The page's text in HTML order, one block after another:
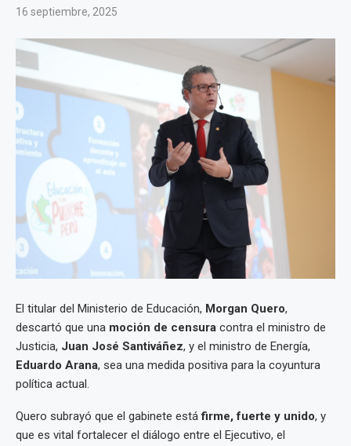
16 septiembre, 2025
El titular del Ministerio de Educación, Morgan Quero,
descartó que una moción de censura contra el ministro de
Justicia, Juan José Santiváñez, y el ministro de Energía,
Eduardo Arana, sea una medida positiva para la coyuntura
política actual.
Quero subrayó que el gabinete estáfirme, fuerte y unido, y
que es vital fortalecer el diálogo entre el Ejecutivo, el